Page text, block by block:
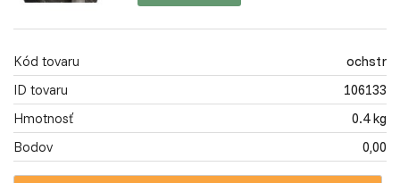
Kód tovaru
ochstr
ID tovaru
106133
Hmotnosť
0.4 kg
Bodov
0,00